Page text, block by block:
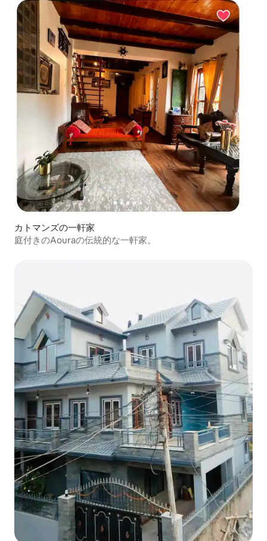
カトマンズの一軒家
庭付きのAouraの伝統的な一軒家。